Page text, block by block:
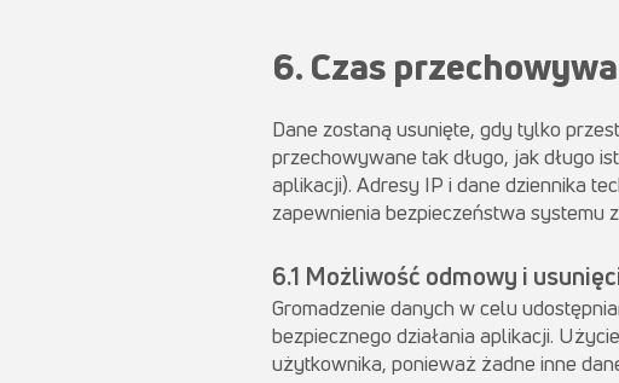
6. Czas
Dane zostaną usunięte, gdy tylko
przechowywane tak długo, jak długo
aplikacji). Adresy IP i dane dziennika
zapewnienia bezpieczeństwa systemu
6.1 Możliwość odmowy i
Gromadzenie danych w celu
bezpiecznego działania aplikacji.
użytkownika, ponieważ żadne inne